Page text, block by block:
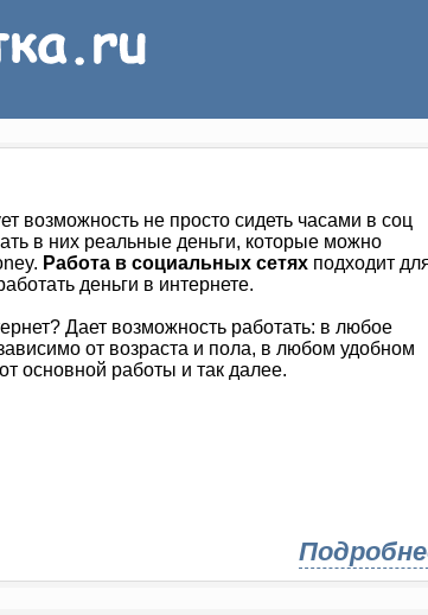
возможность не просто сидеть часами в соц
в них реальные деньги, которые можно
Работа в социальных сетях подходит
деньги в интернете.
Дает возможность работать: в любое
от возраста и пола, в любом удобном
основной работы и так далее.